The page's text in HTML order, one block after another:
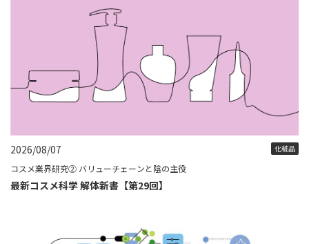
2026/08/07 化粧品
コスメ業界研究② バリューチェーンと陰の主役
最新コスメ科学 解体新書【第29回】